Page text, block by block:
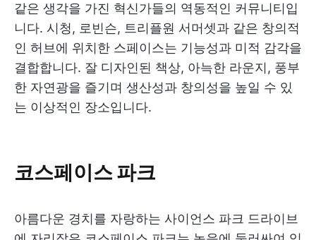
같은 생각을 가진 혁신가들의 역동적인 커뮤니티입
니다. 시청, 로빈슨, 트리플원 서머셋과 같은 창의적
인 허브에 위치한 스페이스는 기능성과 미적 감각을
결합합니다. 잘 디자인된 책상, 아늑한 라운지, 풍부
한 자연광을 즐기며 생산성과 창의성을 높일 수 있
는 이상적인 장소입니다.
코스페이스 파크
아름다운 경치를 자랑하는 사이언스 파크 드라이브